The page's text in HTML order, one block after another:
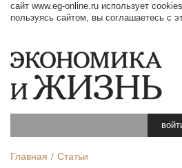
сайт www.eg-online.ru использует
пользуясь сайтом, вы соглашаетесь с
Главная Статьи